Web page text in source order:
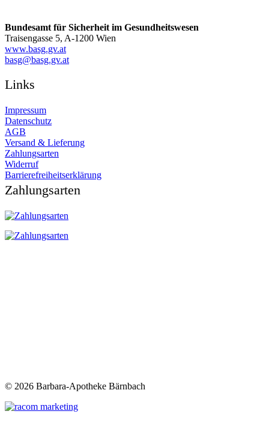
Bundesamt für Sicherheit im Gesundheitswesen
Traisengasse 5, A-1200 Wien
www.basg.gv.at
ta.vg.gsab@gsab
Links
Impressum
Datenschutz
AGB
Versand & Lieferung
Zahlungsarten
Widerruf
Barrierefreiheitserklärung
Zahlungsarten
© 2026 Barbara-Apotheke Bärnbach